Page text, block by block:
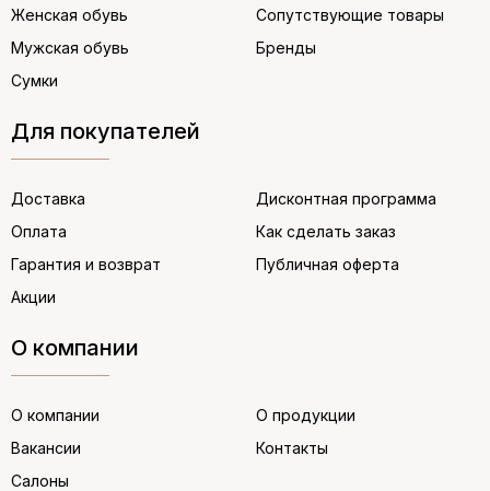
Женская обувь
Мужская обувь
Сумки
Сопутствующие товары
Бренды
Для покупателей
Доставка
Оплата
Гарантия и возврат
Акции
Дисконтная программа
Как сделать заказ
Публичная оферта
О компании
О компании
Вакансии
Салоны
О продукции
Контакты